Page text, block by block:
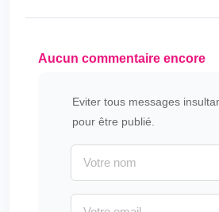
Aucun commentaire encore
Eviter tous messages
pour être publié.